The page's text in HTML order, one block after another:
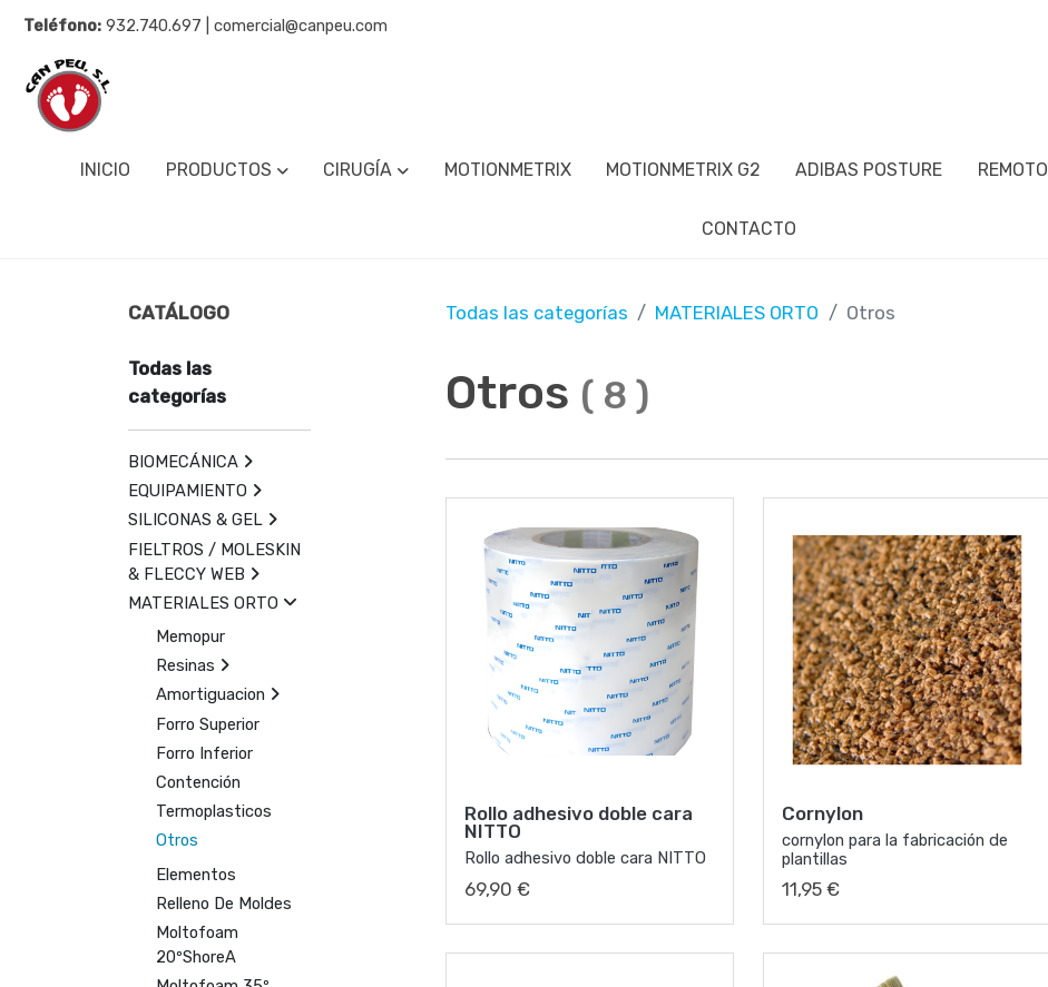
Teléfono:932.740.697 | comercial@canpeu.com
INICIO PRODUCTOS CIRUGÍA MOTIONMETRIX MOTIONMETRIX G2 ADIBAS POSTURE REMOTO
CONTACTO
CATÁLOGO
Todas las
categorías
BIOMECÁNICA
EQUIPAMIENTO
SILICONAS & GEL
FIELTROS / MOLESKIN
& FLECCY WEB
MATERIALES ORTO
Memopur
Resinas
Amortiguacion
Forro Superior
Forro Inferior
Contención
Termoplasticos
Otros
Elementos
Relleno De Moldes
Moltofoam
20ºShoreA
Todas las categorías MATERIALES ORTO Otros
Otros ( 8 )
Rollo adhesivo doble cara
NITTO
Rollo adhesivo doble cara NITTO
69,90 €
Cornylon
cornylon para la fabricación de
plantillas
11,95 €